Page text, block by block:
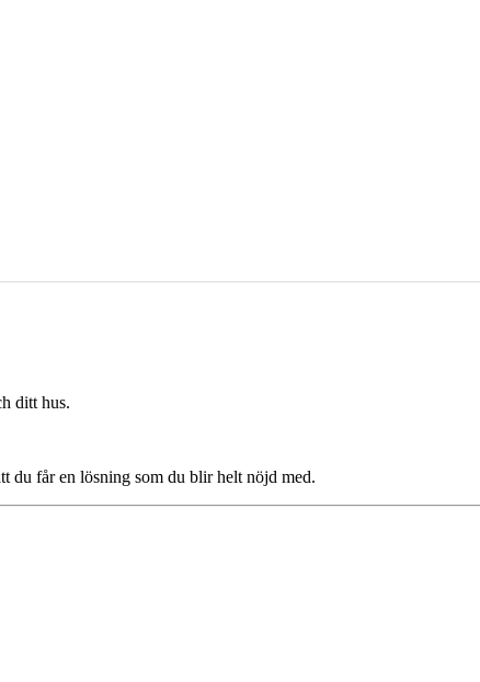
ditt hus.
du får en lösning som du blir helt nöjd med.